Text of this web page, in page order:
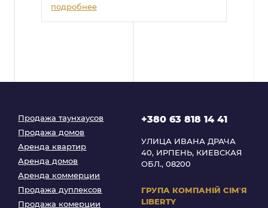
подробнее
Продажа таунхаусов
Продажа домов
Аренда квартир
Аренда домов
Аренда коммерции
Продажа дуплексов
Продажа комерции
+380 63 818 14 41
УЛИЦА ИВАНА ДРАЧА
40, ИРПЕНЬ, КИЕВСКАЯ
ОБЛ., 08200
ГРУПА КОМПАНІЙ СІМʼЯ
LIBERTY